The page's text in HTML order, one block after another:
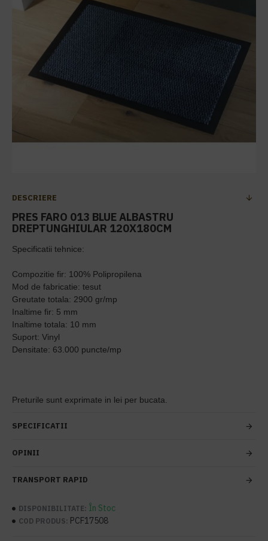
DESCRIERE
PRES FARO 013 BLUE ALBASTRU
DREPTUNGHIULAR 120X180CM
Specificatii tehnice:
Compozitie fir: 100% Polipropilena
Mod de fabricatie: tesut
Greutate totala: 2900 gr/mp
Inaltime fir: 5 mm
Inaltime totala: 10 mm
Suport: Vinyl
Densitate: 63.000 puncte/mp
Preturile sunt exprimate in lei per bucata.
SPECIFICATII
OPINII
TRANSPORT RAPID
DISPONIBILITATE: În Stoc
COD PRODUS: PCF17508